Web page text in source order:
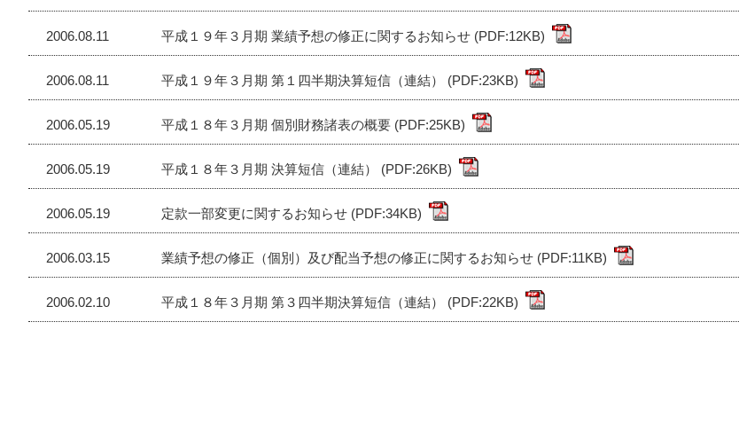
2006.08.11 平成１９年３月期 業績予想の修正に関するお知らせ (PDF:12KB)
2006.08.11 平成１９年３月期 第１四半期決算短信（連結） (PDF:23KB)
2006.05.19 平成１８年３月期 個別財務諸表の概要 (PDF:25KB)
2006.05.19 平成１８年３月期 決算短信（連結） (PDF:26KB)
2006.05.19 定款一部変更に関するお知らせ (PDF:34KB)
2006.03.15 業績予想の修正（個別）及び配当予想の修正に関するお知らせ (PDF:11KB)
2006.02.10 平成１８年３月期 第３四半期決算短信（連結） (PDF:22KB)